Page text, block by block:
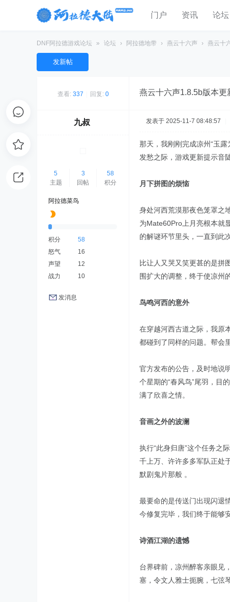
门户 资讯 论坛
DNF阿拉德游戏论坛 » 论坛 › 阿拉德地带 › 燕云十六声 › 燕云十
发新帖
查看: 337 回复: 0 燕云十六声1.8.5b版本
九叔
5
主题
3
回帖
58
积分
阿拉德菜鸟
积分
58
怒气
16
声望
12
战力
10
发消息
发表于 2025-11-7 08:48:57
那天，我刚刚完成凉州“玉
发愁之际，游戏更新提示音
月下拼图的烦恼
身处河西荒漠那夜色笼罩之
为Mate60Pro上月亮根本就
的解谜环节里头，一直到此
比让人又哭又笑更甚的是拼
围扩大的调整，终于使凉州
鸟鸣河西的意外
在穿越河西古道之际，我原
都碰到了同样的问题。帮会
官方发布的公告，及时地说
个星期的“春风鸟”尾羽，目
满了欣喜之情。
音画之外的波澜
执行“此身归唐”这个任务之
千上万、许许多多军队正处
默剧鬼片那般 。
最要命的是传送门出现闪退
今修复完毕，我们终于能够
诗酒江湖的遗憾
台界碑前，凉州醉客亲眼见
塞，令文人雅士扼腕，七弦